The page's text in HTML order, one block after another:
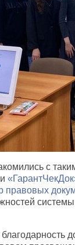
с
и
правовых